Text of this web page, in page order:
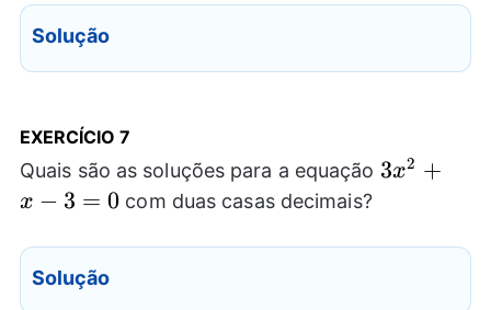
Solução
EXERCÍCIO 7
Quais são as soluções para a equação 3x^2+x-
3x2 +
x − 3 = 0 com duas casas decimais?
Solução